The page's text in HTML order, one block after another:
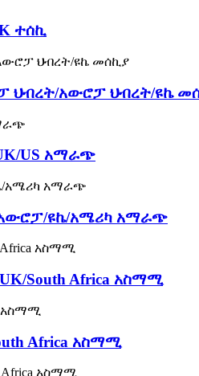
ተሰኪ
ህብረት/አውሮፓ ህብረት/ዩኬ
US አማራጭ
ዩኬ/አሜሪካ አማራጭ
South Africa አስማሚ
Africa አስማሚ